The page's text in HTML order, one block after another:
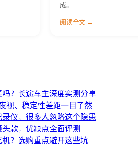
成。…
阅读全文 →
？长途车主深度实测分享
视、稳定性差距一目了然
仪，很多人忽略这个隐患
款，优缺点全面评测
？选购重点避开这些坑